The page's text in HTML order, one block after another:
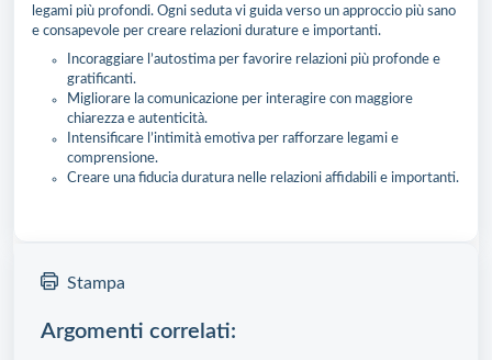
legami più profondi. Ogni seduta vi guida verso un approccio più sano
e consapevole per creare relazioni durature e importanti.
Incoraggiare l’autostima per favorire relazioni più profonde e
gratificanti.
Migliorare la comunicazione per interagire con maggiore
chiarezza e autenticità.
Intensificare l’intimità emotiva per rafforzare legami e
comprensione.
Creare una fiducia duratura nelle relazioni affidabili e importanti.
Stampa
Argomenti correlati: